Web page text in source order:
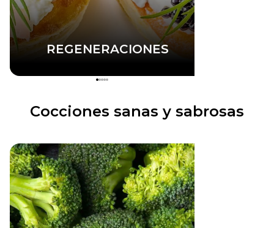
REGENERACIONES
Cocciones sanas y sabrosas